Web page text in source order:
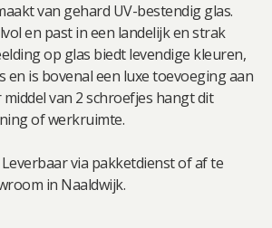
van gehard UV-bestendig glas.
en past in een landelijk en strak
op glas biedt levendige kleuren,
en is bovenal een luxe toevoeging aan
van 2 schroefjes hangt dit
of werkruimte.
via pakketdienst of af te
in Naaldwijk.